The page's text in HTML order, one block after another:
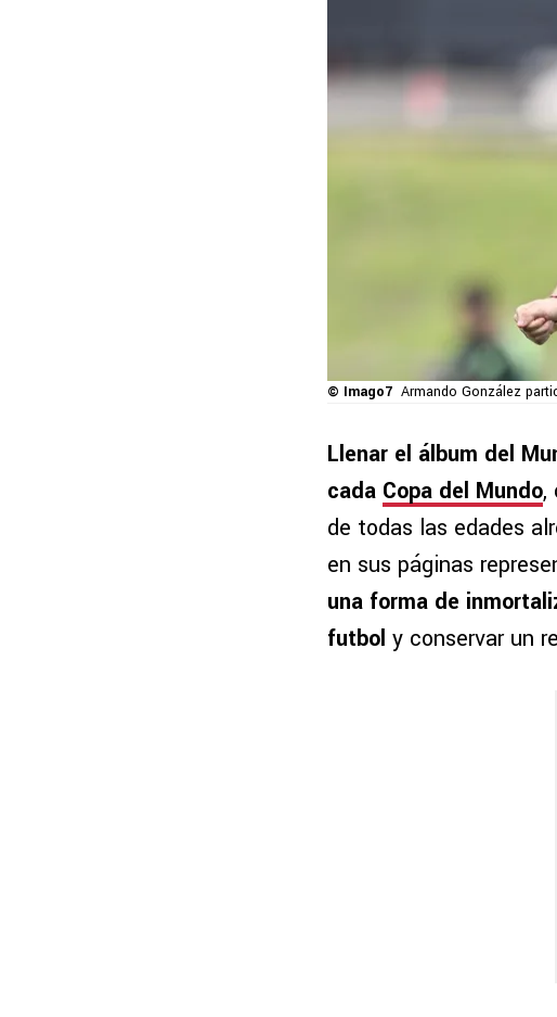
© Imago7 Armando González
Llenar el álbum del
cada Copa del Mundo,
de todas las edades
en sus páginas
una forma de
futbol y conservar un